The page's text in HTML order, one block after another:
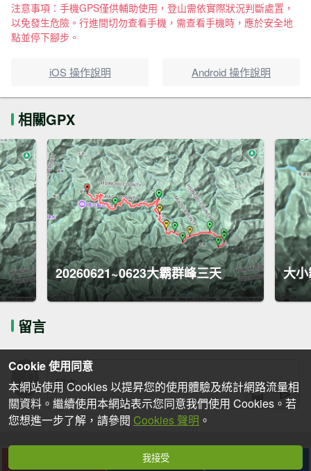
注意事項：手機GPS僅供輔助使用，登山需依實際狀況判斷處置，
以免發生危險。行進間切勿查看手機，需查看手機時，應於安全地
點並停下腳步。
iOS 操作說明 Android 操作說明
相關GPX
20260621~0623大霸群峰三天 大
留言
下載
Cookie 使用同意
本網站使用 Cookies 以提昇您的使用體驗及統計網路流量相
關資料。繼續使用本網站表示您同意我們使用 Cookies。若
您想進一步了解，請參閱 Cookies 聲明 。
我接受